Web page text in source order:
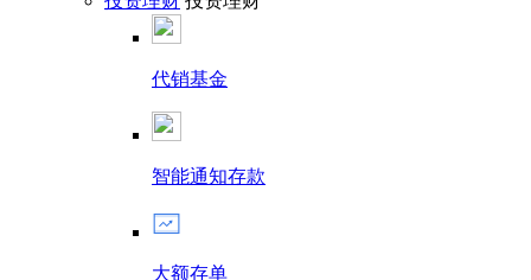
代销基金
智能通知存款
大额存单